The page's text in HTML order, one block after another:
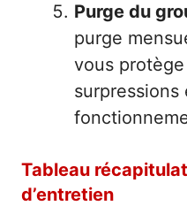
Purge du
purge
vous
Tableau
d’entretien